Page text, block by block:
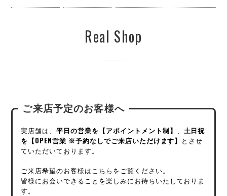
Real Shop
ご来店予定のお客様へ
実店舗は、平日の営業を【アポイントメント制】 、 土日祝
を【OPEN営業 ※予約なしでご来店いただけます】 とさせ
ていただいております。
ご来店希望のお客様はこちら をご覧ください。
皆様にお会いできることを楽しみにお待ちいたしておりま
す。